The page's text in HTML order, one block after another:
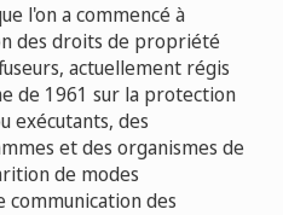
l'on a commencé à
des droits de propriété
actuellement régis
de 1961 sur la protection
exécutants, des
et des organismes de
de modes
communication des